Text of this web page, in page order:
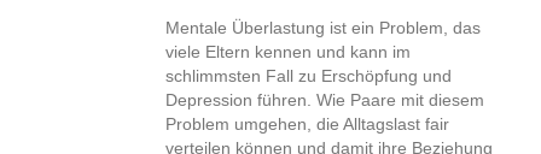
Mentale Überlastung ist ein Problem, das
viele Eltern kennen und kann im
schlimmsten Fall zu Erschöpfung und
Depression führen. Wie Paare mit diesem
Problem umgehen, die Alltagslast fair
verteilen können und damit ihre Beziehung